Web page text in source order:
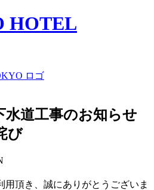
道工事のお知らせ
び
頂き、誠にありがとうございま